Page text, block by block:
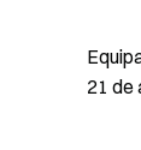
21 de